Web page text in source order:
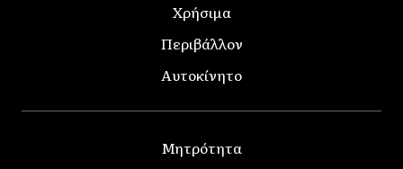
Χρήσιμα
Περιβάλλον
Αυτοκίνητο
Μητρότητα